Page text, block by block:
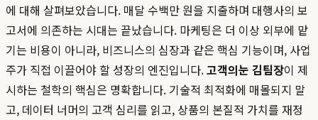
에 대해 살펴보았습니다. 매달 수백만 원을 지출하며 대행사의 보
고서에 의존하는 시대는 끝났습니다. 마케팅은 더 이상 외부에 맡
기는 비용이 아니라, 비즈니스의 심장과 같은 핵심 기능이며, 사업
주가 직접 이끌어야 할 성장의 엔진입니다.고객의눈 김팀장이 제
시하는 철학의 핵심은 명확합니다. 기술적 최적화에 매몰되지 말
고, 데이터 너머의 고객 심리를 읽고, 상품의 본질적 가치를 재정